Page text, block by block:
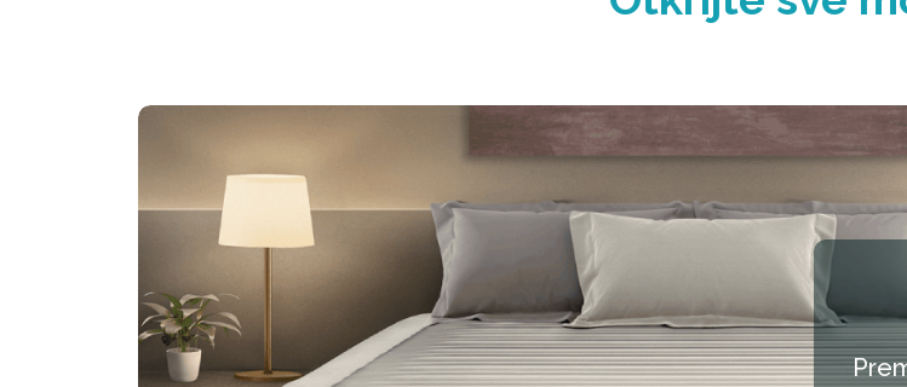
rastežu tokom vremena, što rezultira neverovatnom
podršku i podmlađujući san.
PREDNOSTI VAZDUŠNIH KREVETA: